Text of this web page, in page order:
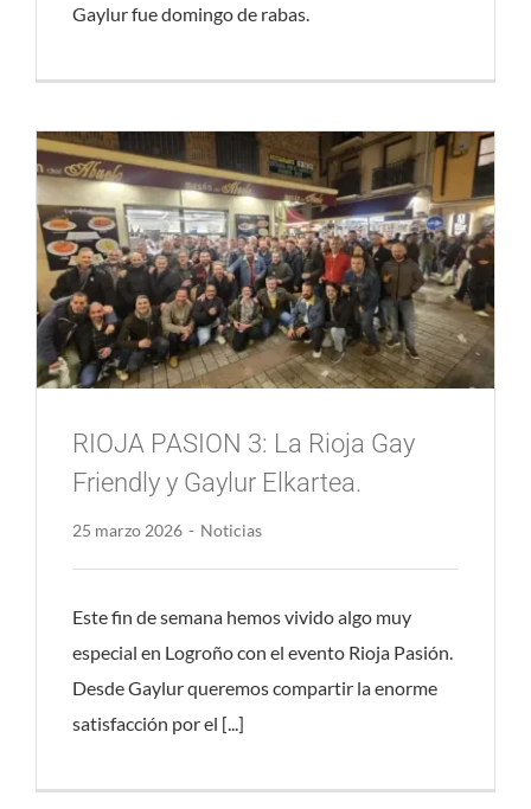
Gaylur fue domingo de rabas.
RIOJA PASION 3: La Rioja Gay
Friendly y Gaylur Elkartea.
25 marzo 2026 - Noticias
Este fin de semana hemos vivido algo muy
especial en Logroño con el evento Rioja Pasión.
Desde Gaylur queremos compartir la enorme
satisfacción por el [...]